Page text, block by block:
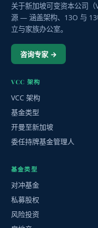
关于新加坡可变资本公司（
源 — 涵盖架构、13O 与
立与家族办公室。
咨询专家 →
VCC 架构
VCC 架构
基金类型
开曼至新加坡
委任持牌基金管理人
基金类型
对冲基金
私募股权
风险投资